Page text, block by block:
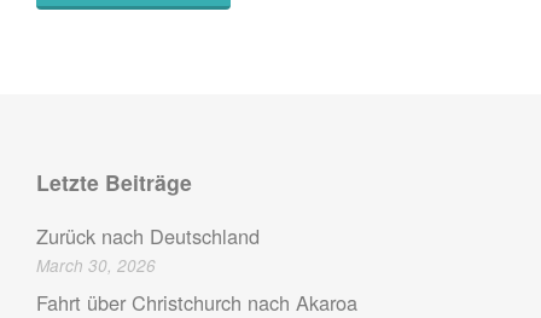
Letzte Beiträge
Zurück nach Deutschland
March 30, 2026
Fahrt über Christchurch nach Akaroa